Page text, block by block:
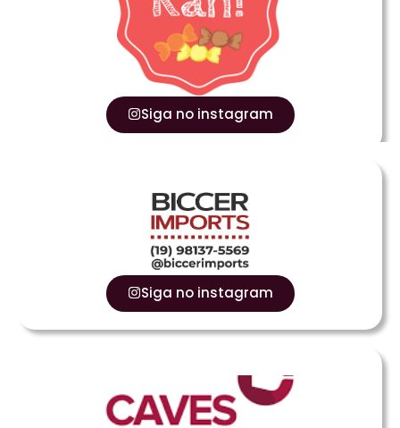
Siga no instagram
Siga no instagram